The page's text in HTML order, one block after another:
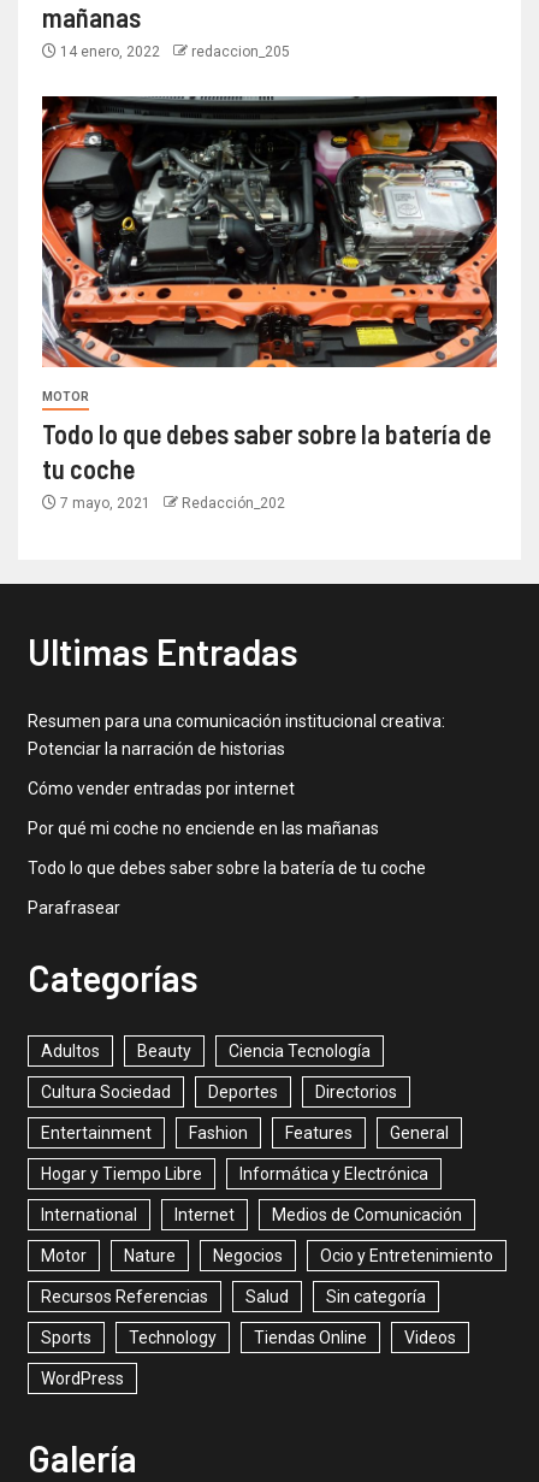
mañanas
14 enero, 2022 redaccion_205
MOTOR
Todo lo que debes saber sobre la batería de
tu coche
7 mayo, 2021 Redacción_202
Ultimas Entradas
Resumen para una comunicación institucional creativa:
Potenciar la narración de historias
Cómo vender entradas por internet
Por qué mi coche no enciende en las mañanas
Todo lo que debes saber sobre la batería de tu coche
Parafrasear
Categorías
Adultos Beauty Ciencia Tecnología
Cultura Sociedad Deportes Directorios
Entertainment Fashion Features General
Hogar y Tiempo Libre Informática y Electrónica
International Internet Medios de Comunicación
Motor Nature Negocios Ocio y Entretenimiento
Recursos Referencias Salud Sin categoría
Sports Technology Tiendas Online Videos
WordPress
Galería